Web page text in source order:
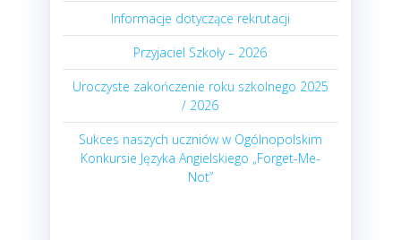
Informacje dotyczące rekrutacji
Przyjaciel Szkoły – 2026
Uroczyste zakończenie roku szkolnego 2025
/ 2026
Sukces naszych uczniów w Ogólnopolskim
Konkursie Języka Angielskiego „Forget-Me-
Not”